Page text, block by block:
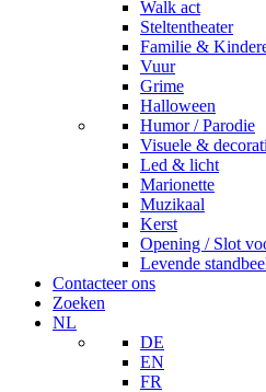
Walk act
Steltentheater
Familie &
Vuur
Grime
Halloween
Humor / Parodie
Visuele &
Led & licht
Marionette
Muzikaal
Kerst
Opening / Slot
Levende
Contacteer ons
Zoeken
NL
DE
EN
FR